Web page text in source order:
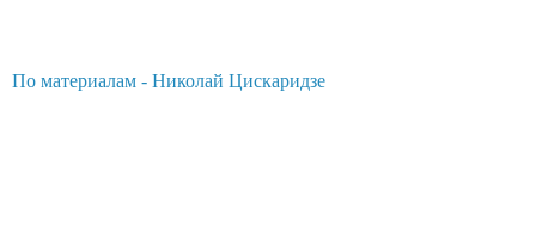
По материалам - Николай Цискаридзе